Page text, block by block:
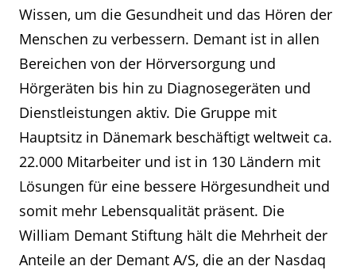
Wissen, um die Gesundheit und das Hören der
Menschen zu verbessern. Demant ist in allen
Bereichen von der Hörversorgung und
Hörgeräten bis hin zu Diagnosegeräten und
Dienstleistungen aktiv. Die Gruppe mit
Hauptsitz in Dänemark beschäftigt weltweit ca.
22.000 Mitarbeiter und ist in 130 Ländern mit
Lösungen für eine bessere Hörgesundheit und
somit mehr Lebensqualität präsent. Die
William Demant Stiftung hält die Mehrheit der
Anteile an der Demant A/S, die an der Nasdaq